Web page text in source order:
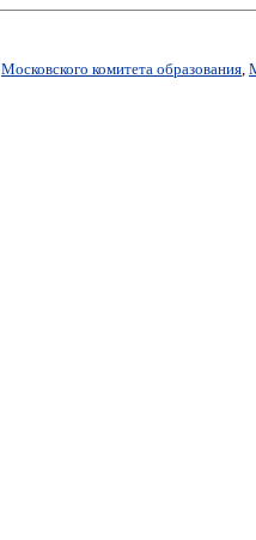
Московского комитета образования,